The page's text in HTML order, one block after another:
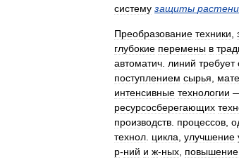
систему защиты
Преобразование техники
глубокие перемены в
автоматич линий требует
поступлением сырья
интенсивные технологии
ресурсосберегающих
производств процессов
технол цикла улучшение
р-ний и ж-ных повышение